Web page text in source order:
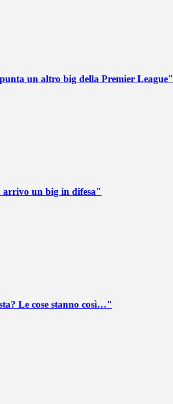
un altro big della Premier League"
arrivo un big in difesa"
Le cose stanno così…"